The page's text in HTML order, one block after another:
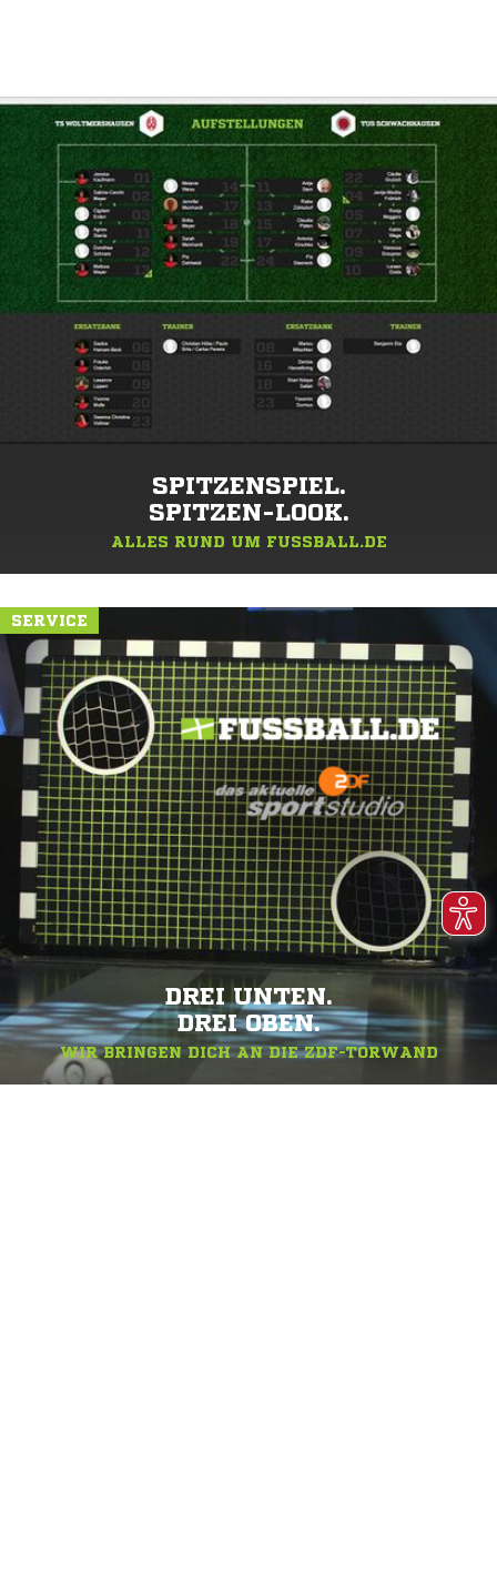
SPITZENSPIEL.
SPITZEN-LOOK.
ALLES RUND UM FUSSBALL.DE
SERVICE
DREI UNTEN.
DREI OBEN.
WIR BRINGEN DICH AN DIE ZDF-TORWAND